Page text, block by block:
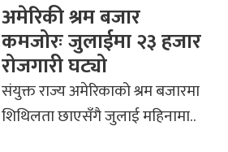
अमेरिकी श्रम बजार
कमजोरः जुलाईमा २३ हजार
रोजगारी घट्यो
संयुक्त राज्य अमेरिकाको श्रम बजारमा
शिथिलता छाएसँगै जुलाई महिनामा..